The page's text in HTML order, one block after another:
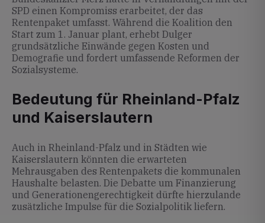
SPD einen Kompromiss erarbeitet, der das
Rentenpaket umfasst. Während die Koalition den
Start zum 1. Januar plant, erhebt Dulger
grundsätzliche Einwände gegen Kosten und
Demografie und fordert umfassende Reformen der
Sozialsysteme.
Bedeutung für Rheinland-Pfalz
und Kaiserslautern
Auch in Rheinland-Pfalz und in Städten wie
Kaiserslautern könnten die erwarteten
Mehrausgaben des Rentenpakets die kommunalen
Haushalte belasten. Die Debatte um Finanzierung
und Generationengerechtigkeit dürfte hierzulande
zusätzliche Impulse für die Sozialpolitik liefern.